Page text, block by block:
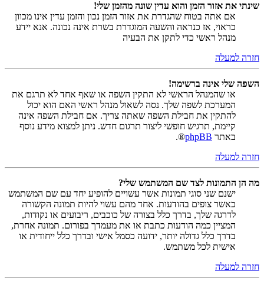
שינתי את אזור הזמן והוא עדין שונה מהזמן שלי!
אם אתה בטוח שהגדרת את אזור הזמן נכון והזמן עדין אינו מכוון
כראוי, אז כנראה והשעה המוגדרת בשרת אינה נכונה. אנא יידע
מנהל ראשי כדי לתקן את הבעיה
חזרה למעלה
השפה שלי אינה ברשימה!
או שהמנהל הראשי לא התקין השפה או שאף אחד לא תרגם את
המערכת לשפה שלך. נסה לשאול מנהל ראשי האם הוא יכול
להתקין את חבילת השפה שאתה צריך. אם חבילת השפה אינה
קיימת, תרגיש חופשי ליצור תרגום חדש. ניתן למצוא מידע נוסף
באתר phpBB
®.
חזרה למעלה
מה הן התמונות לצד שם המשתמש שלי?
ישנם שני סוגי תמונות אשר עשויים להופיע יחד עם שם המשתמש
כאשר צופים בהודעות. אחד מהם עשוי להיות תמונה הקשורה
לדרגה שלך, בדרך כלל בצורה של כוכבים, ריבועים או נקודות,
המציין כמה הודעות כתבת או את מעמדך בפורום. תמונה אחרת,
בדרך כלל גדולה יותר, ידועה כסמל אישי ובדרך כלל ייחודית או
אישית לכל משתמש.
חזרה למעלה